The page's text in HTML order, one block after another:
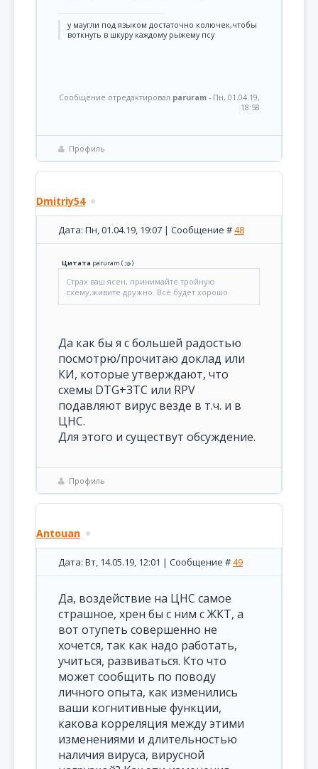
у маугли под языком достаточно колючек,чтобы
воткнуть в шкуру каждому рыжему псу
Сообщение отредактировал paruram - Пн, 01.04.19,
18:58
Профиль
Dmitriy54
Дата: Пн, 01.04.19, 19:07 | Сообщение #48
Цитата paruram ( )
Страх ваш ясен, принимайте тройную
схему,живите дружно. Всё будет хорошо.
Да как бы я с большей радостью
посмотрю/прочитаю доклад или
КИ, которые утверждают, что
схемы DTG+3TC или RPV
подавляют вирус везде в т.ч. и в
ЦНС.
Для этого и существут обсуждение.
Профиль
Antouan
Дата: Вт, 14.05.19, 12:01 | Сообщение #49
Да, воздействие на ЦНС самое
страшное, хрен бы с ним с ЖКТ, а
вот отупеть совершенно не
хочется, так как надо работать,
учиться, развиваться. Кто что
может сообщить по поводу
личного опыта, как изменились
ваши когнитивные функции,
какова корреляция между этими
изменениями и длительностью
наличия вируса, вирусной